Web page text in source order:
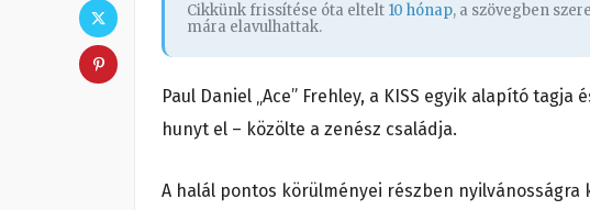
Cikkünk frissítése óta eltelt 10 hónap, a szövegben
mára elavulhattak.
Paul Daniel „Ace” Frehley, a KISS egyik alapító
hunyt el – közölte a zenész családja.
A halál pontos körülményei részben